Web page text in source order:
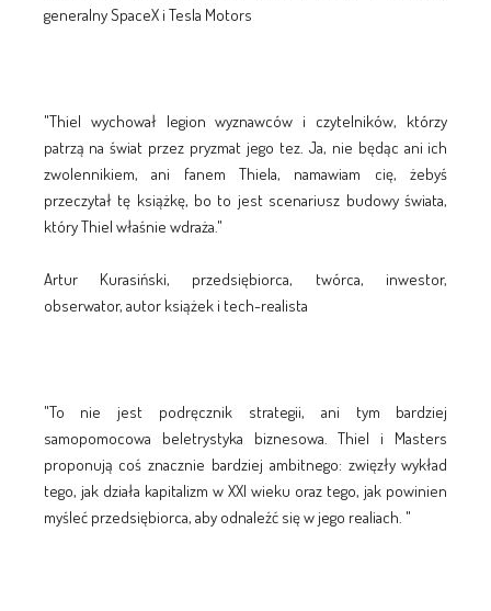
generalny SpaceX i Tesla Motors
"Thiel wychował legion wyznawców i czytelników, którzy
patrzą na świat przez pryzmat jego tez. Ja, nie będąc ani ich
zwolennikiem, ani fanem Thiela, namawiam cię, żebyś
przeczytał tę książkę, bo to jest scenariusz budowy świata,
który Thiel właśnie wdraża."
Artur Kurasiński, przedsiębiorca, twórca, inwestor,
obserwator, autor książek i tech-realista
"To nie jest podręcznik strategii, ani tym bardziej
samopomocowa beletrystyka biznesowa. Thiel i Masters
proponują coś znacznie bardziej ambitnego: zwięzły wykład
tego, jak działa kapitalizm w XXI wieku oraz tego, jak powinien
myśleć przedsiębiorca, aby odnaleźć się w jego realiach. "